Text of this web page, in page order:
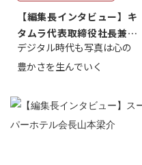
【編集長インタビュー】キ
タムラ代表取締役社長兼Ｃ
ＯＯ 武川 ...
デジタル時代も写真は心の
豊かさを生んでいく